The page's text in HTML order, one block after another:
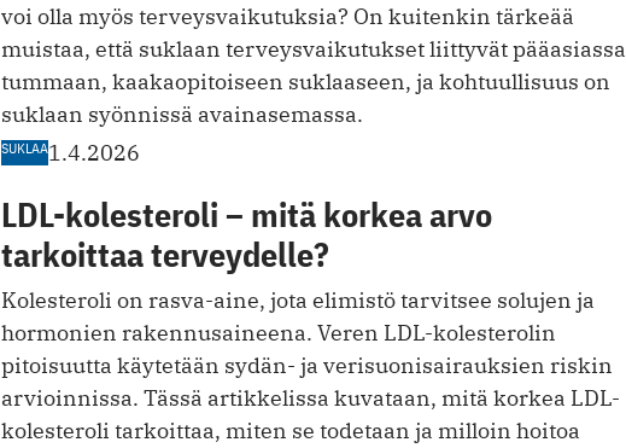
voi olla myös terveysvaikutuksia? On kuitenkin tärkeää
muistaa, että suklaan terveysvaikutukset liittyvät pääasiassa
tummaan, kaakaopitoiseen suklaaseen, ja kohtuullisuus on
suklaan syönnissä avainasemassa.
SUKLAA1.4.2026
LDL-kolesteroli – mitä korkea arvo
tarkoittaa terveydelle?
Kolesteroli on rasva-aine, jota elimistö tarvitsee solujen ja
hormonien rakennusaineena. Veren LDL-kolesterolin
pitoisuutta käytetään sydän- ja verisuonisairauksien riskin
arvioinnissa. Tässä artikkelissa kuvataan, mitä korkea LDL-
kolesteroli tarkoittaa, miten se todetaan ja milloin hoitoa